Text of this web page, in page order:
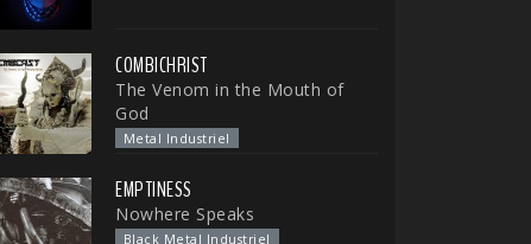
COMBICHRIST
The Venom in the Mouth of
God
Metal Industriel
EMPTINESS
Nowhere Speaks
Black Metal Industriel